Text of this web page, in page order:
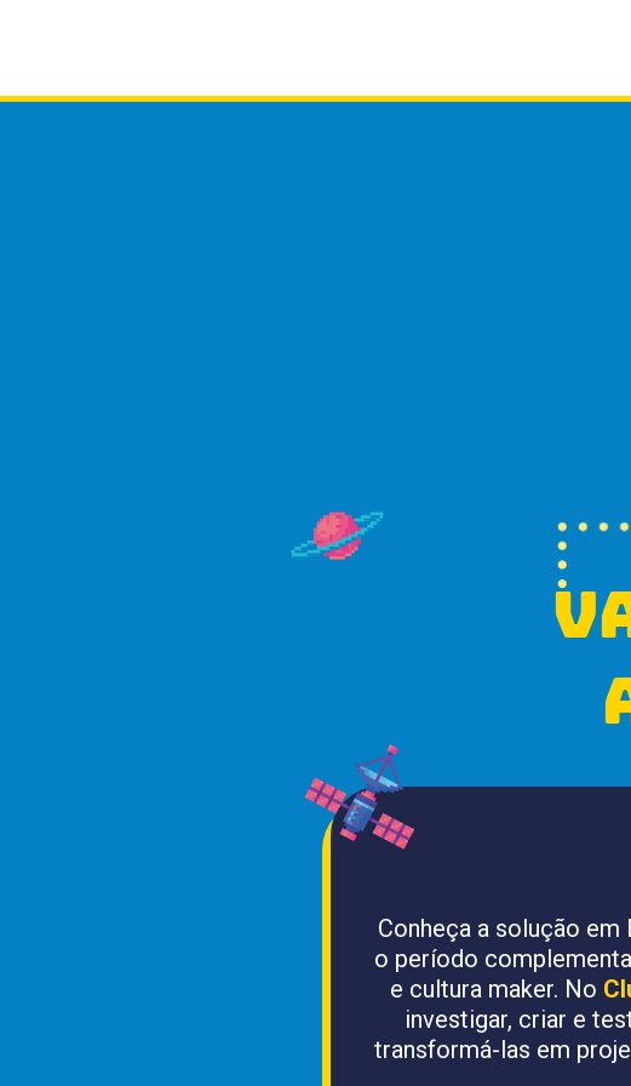
Conheça a solução
o período
e cultura maker. No
investigar, criar e
transformá-las em